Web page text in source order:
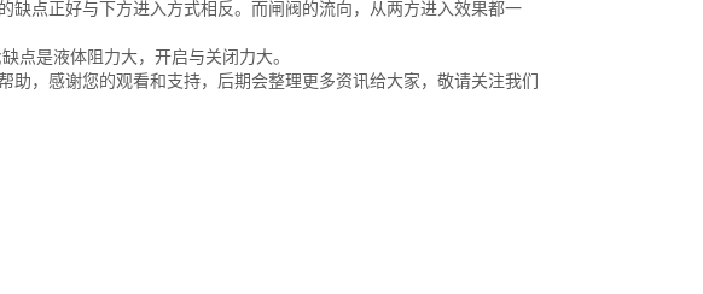
点正好与下方进入方式相反。而闸阀的流向，从两方进入效果都一
是液体阻力大，开启与关闭力大。
，感谢您的观看和支持，后期会整理更多资讯给大家，敬请关注我们